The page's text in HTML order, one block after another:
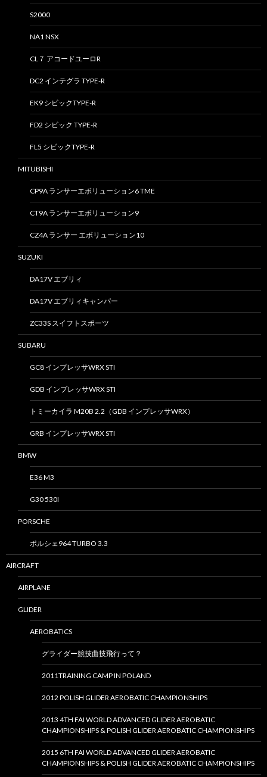
S2000
NA1 NSX
CL７ アコードユーロR
DC2 インテグラ TYPE-R
EK9 シビックTYPE-R
FD2 シビック TYPE-R
FL5 シビックTYPE-R
MITUBISHI
CP9A ランサーエボリューション6 TME
CT9A ランサーエボリューション9
CZ4A ランサー エボリューション10
SUZUKI
DA17V エブリィ
DA17V エブリィキャンパー
ZC33S スイフトスポーツ
SUBARU
GC8 インプレッサWRX STI
GDB インプレッサWRX STI
トミーカイラ M20B 2.2（GDB インプレッサWRX）
GRB インプレッサWRX STI
BMW
E36 M3
G30 530I
PORSCHE
ポルシェ964 TURBO 3.3
AIRCRAFT
AIRPLANE
GLIDER
AEROBATICS
グライダー競技曲技飛行って？
2011TRAINING CAMP IN POLAND
2012 POLISH GLIDER AEROBATIC CHAMPIONSHIPS
2013 4TH FAI WORLD ADVANCED GLIDER AEROBATIC
CHAMPIONSHIPS & POLISH GLIDER AEROBATIC CHAMPIONSHIPS
2015 6TH FAI WORLD ADVANCED GLIDER AEROBATIC
CHAMPIONSHIPS & POLISH GLIDER AEROBATIC CHAMPIONSHIPS